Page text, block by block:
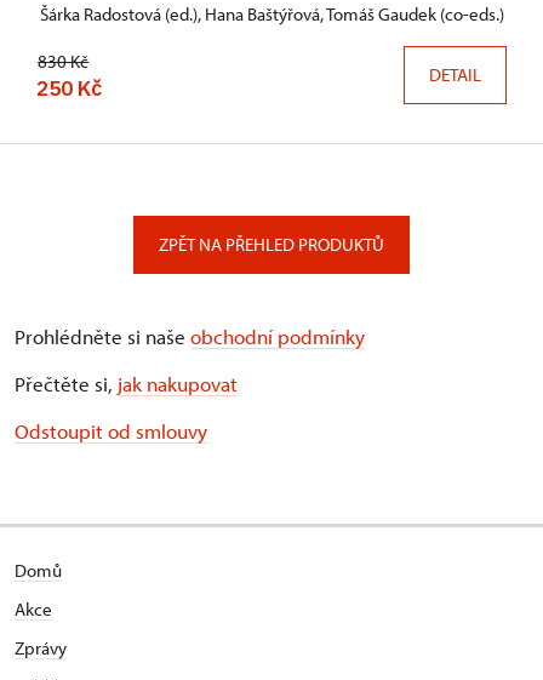
Šárka Radostová (ed.), Hana Baštýřová, Tomáš Gaudek (co-eds.)
830 Kč
250 Kč DETAIL
ZPĚT NA PŘEHLED PRODUKTŮ
Prohlédněte si naše obchodní podmínky
Přečtěte si, jak nakupovat
Odstoupit od smlouvy
Domů
Akce
Zprávy